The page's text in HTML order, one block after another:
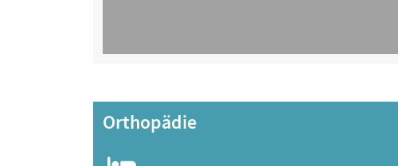
Orthopädie